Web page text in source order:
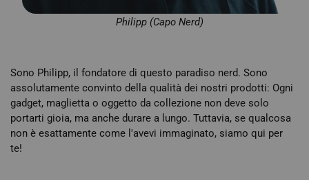
Philipp (Capo Nerd)
Sono Philipp, il fondatore di questo paradiso nerd. Sono
assolutamente convinto della qualità dei nostri prodotti: Ogni
gadget, maglietta o oggetto da collezione non deve solo
portarti gioia, ma anche durare a lungo. Tuttavia, se qualcosa
non è esattamente come l'avevi immaginato, siamo qui per
te!